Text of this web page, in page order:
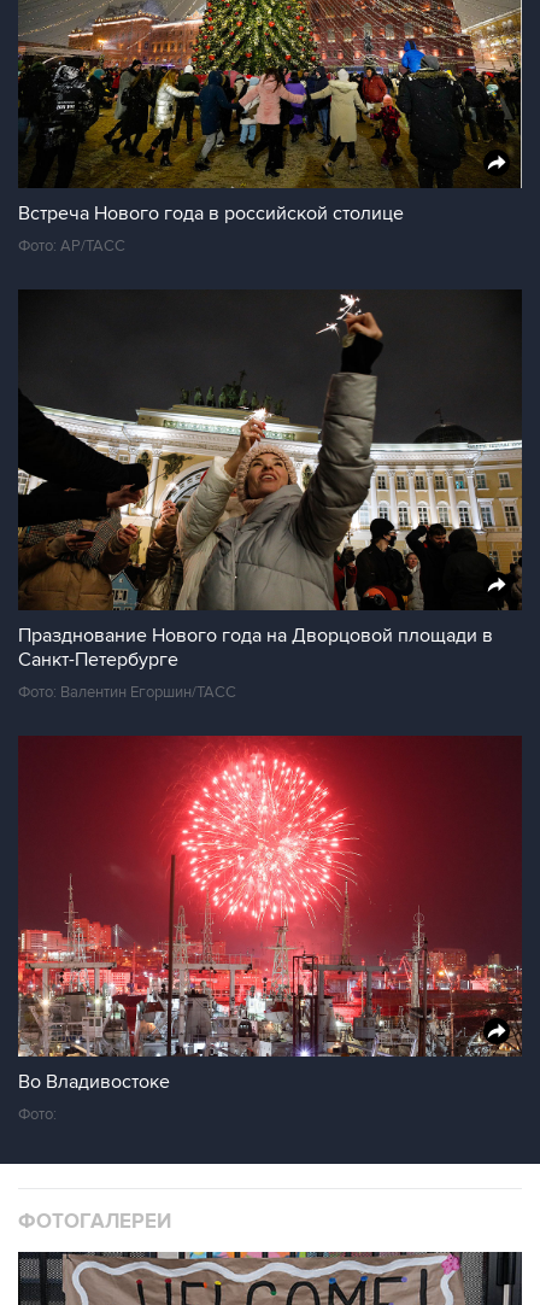
Встреча Нового года в российской столице
Фото: AP/ТАСС
Празднование Нового года на Дворцовой площади в
Санкт-Петербурге
Фото: Валентин Егоршин/ТАСС
Во Владивостоке
Фото:
ФОТОГАЛЕРЕИ